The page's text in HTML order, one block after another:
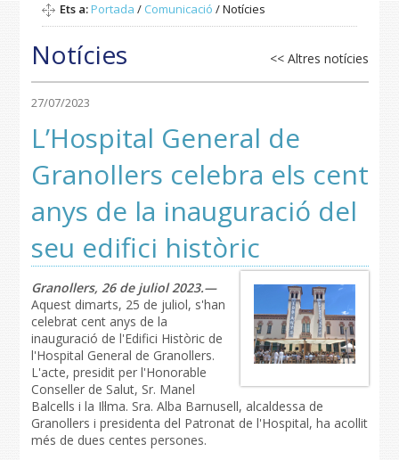
Ets a:Portada / Comunicació /Notícies
Notícies << Altres notícies
27/07/2023
L’Hospital General de
Granollers celebra els cent
anys de la inauguració del
seu edifici històric
Granollers, 26 de juliol 2023.—
Aquest dimarts, 25 de juliol, s'han
celebrat cent anys de la
inauguració de l'Edifici Històric de
l'Hospital General de Granollers.
L'acte, presidit per l'Honorable
Conseller de Salut, Sr. Manel
Balcells i la Il·lma. Sra. Alba Barnusell, alcaldessa de
Granollers i presidenta del Patronat de l'Hospital, ha acollit
més de dues centes persones.